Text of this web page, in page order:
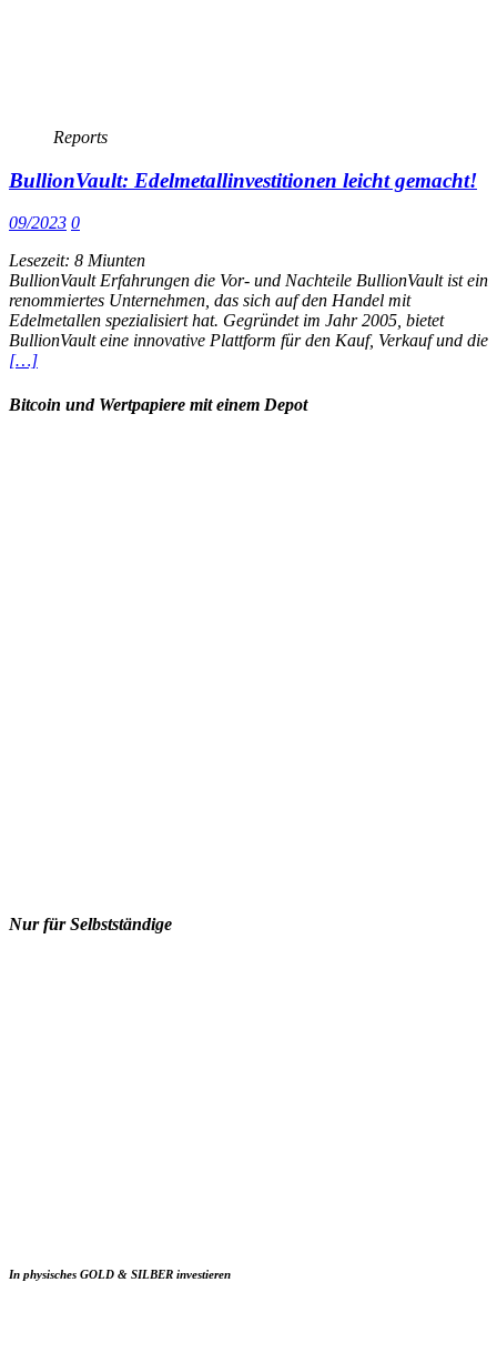
Reports
BullionVault: Edelmetallinvestitionen leicht gemacht!
09/2023 0
Lesezeit: 8 Miunten
BullionVault Erfahrungen die Vor- und Nachteile BullionVault ist ein
renommiertes Unternehmen, das sich auf den Handel mit
Edelmetallen spezialisiert hat. Gegründet im Jahr 2005, bietet
BullionVault eine innovative Plattform für den Kauf, Verkauf und die
[…]
Bitcoin und Wertpapiere mit einem Depot
Nur für Selbstständige
In physisches GOLD & SILBER investieren